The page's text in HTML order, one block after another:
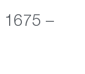
1675 –